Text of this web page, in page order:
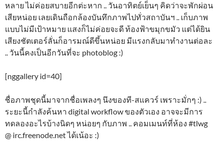
หลาย ไม่ค่อยสบายอีกต่ะหาก .. วันอาทิตย์เย็นๆ คิดว่าจะพักผ่อน
เสียหน่อย เลยเดินถือกล้องบันทึกภาพไปทั่วสถาบันฯ .. เก็บภาพ
แบบไม่มีเป้าหมาย แสงก็ไม่ค่อยจะดี ท้องฟ้าขมุกขมัว แต่ได้ยิน
เสียงชัตเตอร์ลั่นก็อารมณ์ดีขึ้นหน่อย มีแรงกลับมาทำงานต่อละ
.. วันนี้คงเป็นอีกวันที่จะ photoblog :)
[nggallery id=40]
ชื่อภาพชุดนี้มาจากชื่อเพลงๆ นึงของที-สแควร์ เพราะมั่กๆ :) ..
ระยะนี้กำลังค้นหา digital workflow ของตัวเอง อาจจะมีการ
ทดลองอะไรบ้างนิดๆ หน่อยๆ กับภาพ .. คอมเมนท์ที่ห้อง #tlwg
@ irc.freenode.net ได้เน้อะ :)